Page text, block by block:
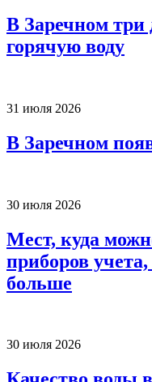
В Заречном три
горячую воду
31 июля 2026
В Заречном
30 июля 2026
Мест, куда
приборов
больше
30 июля 2026